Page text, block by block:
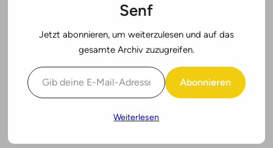
#61: Dr. Miriam Sasse —
Agile Missions
Impossible
Senf
Jetzt abonnieren, um weiterzulesen und auf das
gesamte Archiv zuzugreifen.
Gib deine E-Mail-Adresse ein ...
Abonnieren
Weiterlesen